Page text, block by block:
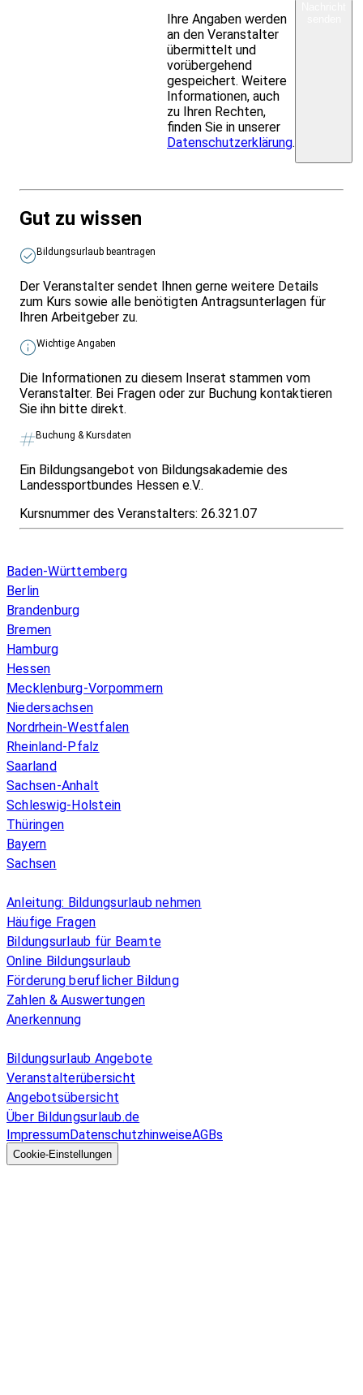
Ihre Angaben werden
an den Veranstalter
übermittelt und
vorübergehend
gespeichert. Weitere
Informationen, auch
zu Ihren Rechten,
finden Sie in unserer
Datenschutzerklärung.
Gut zu wissen
Bildungsurlaub beantragen
Der Veranstalter sendet Ihnen gerne weitere Details
zum Kurs sowie alle benötigten Antragsunterlagen für
Ihren Arbeitgeber zu.
Wichtige Angaben
Die Informationen zu diesem Inserat stammen vom
Veranstalter. Bei Fragen oder zur Buchung kontaktieren
Sie ihn bitte direkt.
Buchung & Kursdaten
Ein Bildungsangebot von Bildungsakademie des
Landessportbundes Hessen e.V..
Kursnummer des Veranstalters: 26.321.07
Baden-Württemberg
Berlin
Brandenburg
Bremen
Hamburg
Hessen
Mecklenburg-Vorpommern
Niedersachsen
Nordrhein-Westfalen
Rheinland-Pfalz
Saarland
Sachsen-Anhalt
Schleswig-Holstein
Thüringen
Bayern
Sachsen
Anleitung: Bildungsurlaub nehmen
Häufige Fragen
Bildungsurlaub für Beamte
Online Bildungsurlaub
Förderung beruflicher Bildung
Zahlen & Auswertungen
Anerkennung
Bildungsurlaub Angebote
Veranstalterübersicht
Angebotsübersicht
Über Bildungsurlaub.de
ImpressumDatenschutzhinweiseAGBs
Cookie-Einstellungen